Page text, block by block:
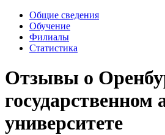
Общие сведения
Обучение
Филиалы
Статистика
Отзывы о
государственном
университете